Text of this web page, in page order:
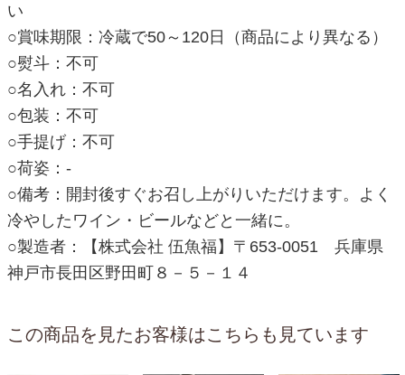
い
○賞味期限：冷蔵で50～120日（商品により異なる）
○熨斗：不可
○名入れ：不可
○包装：不可
○手提げ：不可
○荷姿：-
○備考：開封後すぐお召し上がりいただけます。よく
冷やしたワイン・ビールなどと一緒に。
○製造者：【株式会社 伍魚福】〒653-0051 兵庫県
神戸市長田区野田町８－５－１４
この商品を見たお客様はこちらも見ています